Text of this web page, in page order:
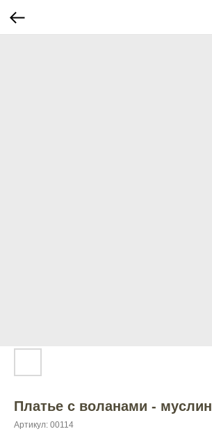
Платье с воланами - муслин
Артикул: 00114